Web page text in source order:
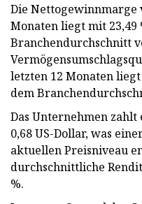
Die Nettogewinnmarge
Monaten liegt mit 23,49
Branchendurchschnitt
letzten 12 Monaten
dem
Das Unternehmen
0,68 US-Dollar, was
aktuellen Preisniveau
durchschnittliche
%.